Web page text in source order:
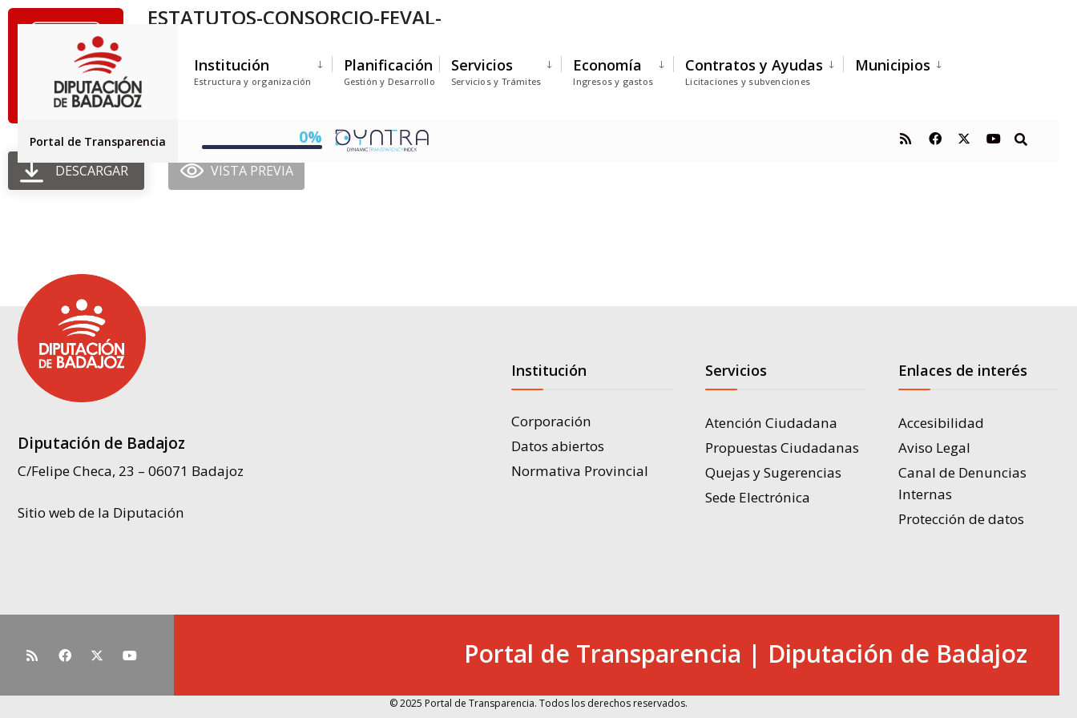
Institución
Estructura y organización
Planificación
Gestión y Desarrollo
Servicios
Servicios y Trámites
Economía
Ingresos y gastos
Contratos y Ayudas
Licitaciones y subvenciones
Municipios
Portal de Transparencia 0%
ESTATUTOS-CONSORCIO-FEVAL-
Creado: 11-07-2025
Actualizado: 11-07-2025
DESCARGAR VISTA PREVIA
Diputación de Badajoz
C/Felipe Checa, 23 – 06071 Badajoz
Sitio web de la Diputación
Institución
Corporación
Datos abiertos
Normativa Provincial
Servicios
Atención Ciudadana
Propuestas Ciudadanas
Quejas y Sugerencias
Sede Electrónica
Enlaces de interés
Accesibilidad
Aviso Legal
Canal de Denuncias
Internas
Protección de datos
Portal de Transparencia | Diputación de Badajoz
© 2025 Portal de Transparencia. Todos los derechos reservados.